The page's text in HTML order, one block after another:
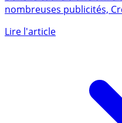
nombreuses publicités,